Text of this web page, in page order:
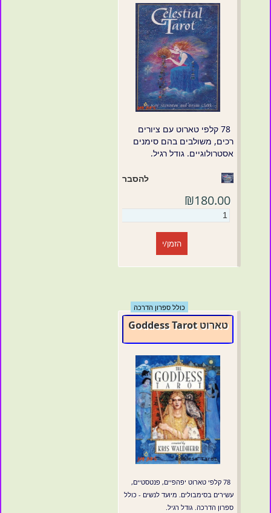
78 קלפי טארוט עם ציורים
רכים, משולבים בהם סימנים
אסטרולוגיים. גודל רגיל.
להסבר
₪180.00
הזמן/י
כולל ספרון הדרכה
טארוט Goddess Tarot
78 קלפי טארוט יפהפיים, פנטסטיים,
עשירים בסימבולים. מיועד לנשים - כולל
ספרון הדרכה. גודל רגיל.